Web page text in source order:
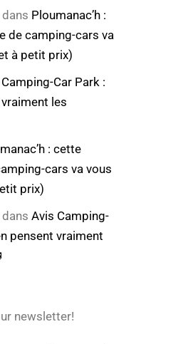
dans Ploumanac’h :
de camping-cars va
à petit prix)
Car Park :
les
: cette
cars va vous
prix)
dans Avis Camping-
pensent vraiment
newsletter!